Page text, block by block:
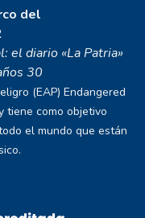
del
el diario «La Patria»
30
(EAP) Endangered
tiene como objetivo
el mundo que están